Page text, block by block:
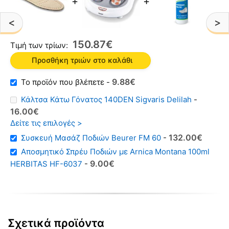
< >
Τιμή των τρίων: 150 87€
Προσθήκη τριών στο καλάθι
- Original
was:
9 88€
Η
τιμή
Κάλτσα Κάτω Γόνατος 140DEN Sigvaris Delilah -
Original
price
was:
2000€.
16 00€
Η
τρέχουσα
τιμή
είναι:
1600€.
Δείτε τις επιλογές >
Συσκευή Μασάζ Ποδιών Beurer FM 60 - Original
price
132 00€
Η
τρέχουσα
Αποσμητικό Σπρέυ Ποδιών με Arnica Montana 100ml
HERBITAS HF-6037 - Original
9 00€
Η
Σχετικά προϊόντα